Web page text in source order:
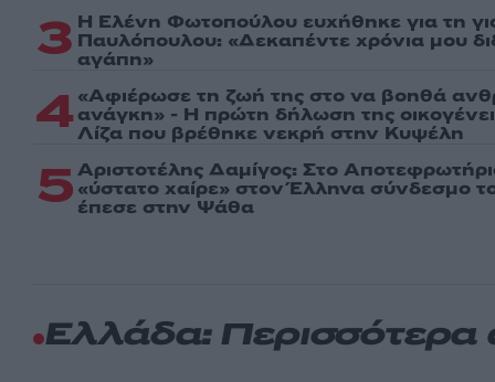
3 Η Ελένη Φωτοπούλου ευχήθηκε για τη
Παυλόπουλου: «Δεκαπέντε χρόνια μου
αγάπη»
4 «Αφιέρωσε τη ζωή της στο να βοηθά
ανάγκη» - Η πρώτη δήλωση της
Λίζα που βρέθηκε νεκρή στην Κυψέλη
5Αριστοτέλης Δαμίγος: Στο
«ύστατο χαίρε» στον Έλληνα σύνδεσμο
έπεσε στην Ψάθα
Ελλάδα: Περισσότερα